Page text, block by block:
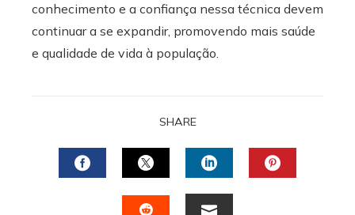
conhecimento e a confiança nessa técnica devem
continuar a se expandir, promovendo mais saúde
e qualidade de vida à população.
SHARE
FACEBOOKTWITTERLINKEDIN